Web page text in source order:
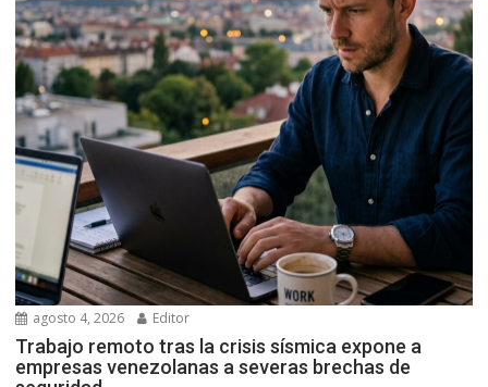
agosto 4, 2026 Editor
Trabajo remoto tras la crisis sísmica expone a
empresas venezolanas a severas brechas de